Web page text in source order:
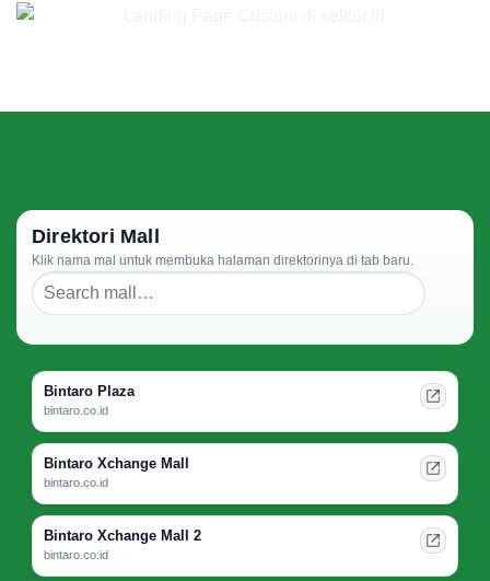
Direktori Mall
Klik nama mal untuk membuka halaman direktorinya di tab baru.
Bintaro Plaza
bintaro.co.id
Bintaro Xchange Mall
bintaro.co.id
Bintaro Xchange Mall 2
bintaro.co.id